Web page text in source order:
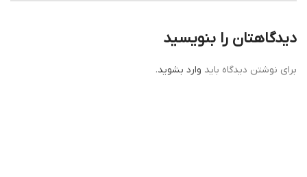
دیدگاهتان را بنویسید
برای نوشتن دیدگاه باید وارد بشوید.